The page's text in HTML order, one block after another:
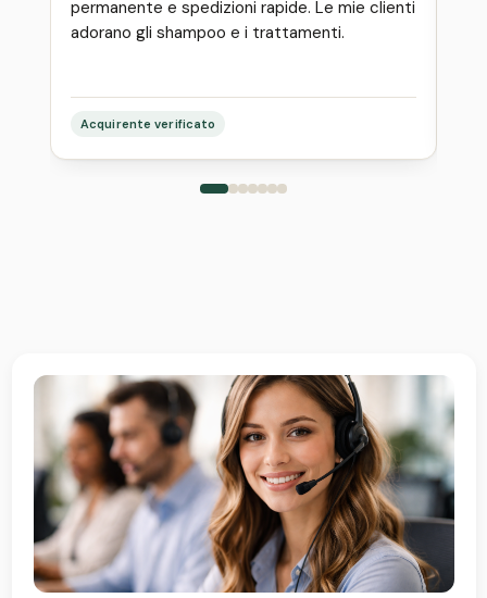
permanente e spedizioni rapide. Le mie clienti
adorano gli shampoo e i trattamenti.
Acquirente verificato